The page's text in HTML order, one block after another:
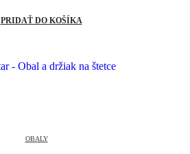
PRIDAŤ DO KOŠÍKA
OBALY